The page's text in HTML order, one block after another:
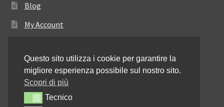
Blog
My Account
Resi e rimborsi
Annullamento dell’ordine
Informativa sulla privacy
Questo sito utilizza i cookie per garantire la
migliore esperienza possibile sul nostro sito.
Scopri di più
TecnicoTecnico